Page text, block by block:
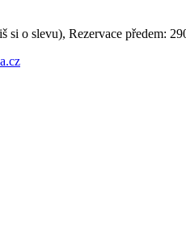
si o slevu), Rezervace předem: